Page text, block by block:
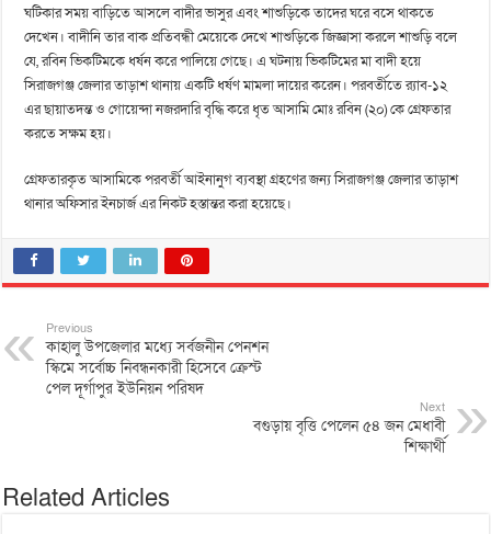
ঘটিকার সময় বাড়িতে আসলে বাদীর ভাসুর এবং শাশুড়িকে তাদের ঘরে বসে থাকতে
দেখেন। বাদীনি তার বাক প্রতিবন্ধী মেয়েকে দেখে শাশুড়িকে জিজ্ঞাসা করলে শাশুড়ি বলে
যে, রবিন ভিকটিমকে ধর্ষন করে পালিয়ে গেছে। এ ঘটনায় ভিকটিমের মা বাদী হয়ে
সিরাজগঞ্জ জেলার তাড়াশ থানায় একটি ধর্ষণ মামলা দায়ের করেন। পরবর্তীতে র‌্যাব-১২
এর ছায়াতদন্ত ও গোয়েন্দা নজরদারি বৃদ্ধি করে ধৃত আসামি মোঃ রবিন (২০) কে গ্রেফতার
করতে সক্ষম হয়।
গ্রেফতারকৃত আসামিকে পরবর্তী আইনানুগ ব্যবস্থা গ্রহণের জন্য সিরাজগঞ্জ জেলার তাড়াশ
থানার অফিসার ইনচার্জ এর নিকট হস্তান্তর করা হয়েছে।
Previous
কাহালু উপজেলার মধ্যে সর্বজনীন পেনশন
স্কিমে সর্বোচ্চ নিবন্ধনকারী হিসেবে ক্রেস্ট
পেল দূর্গাপুর ইউনিয়ন পরিষদ
Next
বগুড়ায় বৃত্তি পেলেন ৫৪ জন মেধাবী
শিক্ষার্থী
Related Articles